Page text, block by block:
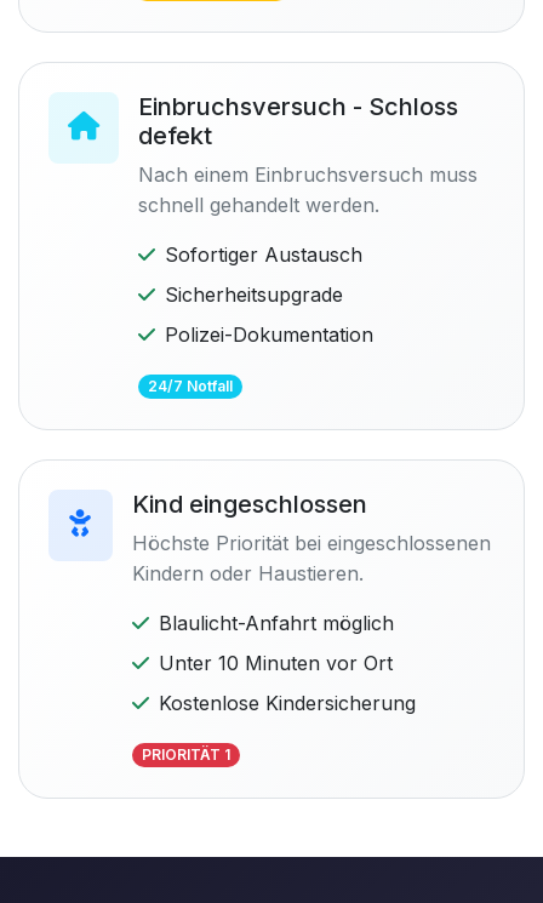
Einbruchsversuch - Schloss
defekt
Nach einem Einbruchsversuch muss
schnell gehandelt werden.
Sofortiger Austausch
Sicherheitsupgrade
Polizei-Dokumentation
24/7 Notfall
Kind eingeschlossen
Höchste Priorität bei eingeschlossenen
Kindern oder Haustieren.
Blaulicht-Anfahrt möglich
Unter 10 Minuten vor Ort
Kostenlose Kindersicherung
PRIORITÄT 1